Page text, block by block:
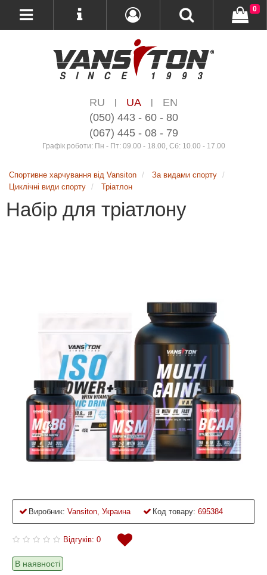
RU | UA |
EN
(050) 443 - 60 - 80
(067) 445 - 08 - 79
Графік роботи: Пн - Пт: 09.00 - 18.00, Сб: 10.00 - 17.00
0
Спортивне харчування від Vansiton
За видами спорту
Циклічні види спорту
Тріатлон
Набір для тріатлону
Виробник: Vansiton, Украина Код товару: 695384
Відгуків: 0
В наявності